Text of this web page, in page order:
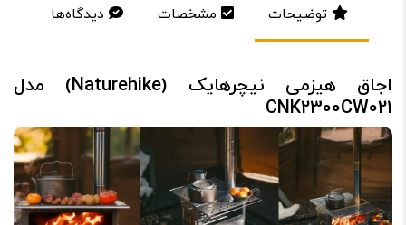
توضیحات مشخصات دیدگاه‌ها
اجاق هیزمی نیچرهایک (Naturehike) مدل
CNK2300CW021